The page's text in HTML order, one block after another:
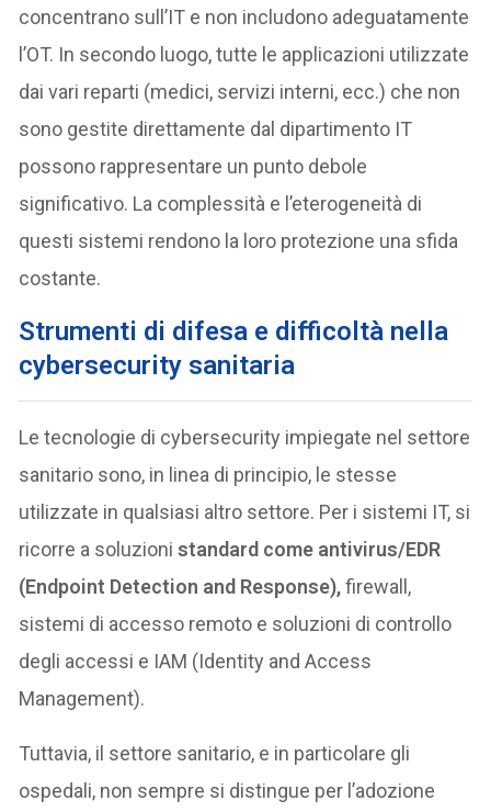
concentrano sull’IT e non includono adeguatamente
l’OT. In secondo luogo, tutte le applicazioni utilizzate
dai vari reparti (medici, servizi interni, ecc.) che non
sono gestite direttamente dal dipartimento IT
possono rappresentare un punto debole
significativo. La complessità e l’eterogeneità di
questi sistemi rendono la loro protezione una sfida
costante.
Strumenti di difesa e difficoltà nella
cybersecurity sanitaria
Le tecnologie di cybersecurity impiegate nel settore
sanitario sono, in linea di principio, le stesse
utilizzate in qualsiasi altro settore. Per i sistemi IT, si
ricorre a soluzionistandard come antivirus/EDR
(Endpoint Detection and Response),firewall,
sistemi di accesso remoto e soluzioni di controllo
degli accessi e IAM (Identity and Access
Management).
Tuttavia, il settore sanitario, e in particolare gli
ospedali, non sempre si distingue per l’adozione